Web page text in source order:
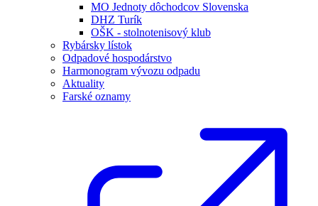
MO Jednoty dôchodcov Slovenska
DHZ Turík
OŠK - stolnotenisový klub
Rybársky lístok
Odpadové hospodárstvo
Harmonogram vývozu odpadu
Aktuality
Farské oznamy